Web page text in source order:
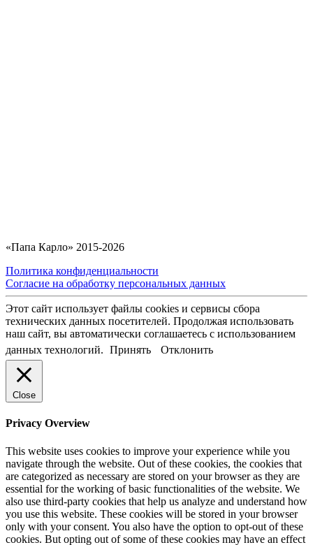
«Папа Карло» 2015-2026
Политика конфиденциальности
Согласие на обработку персональных данных
Этот сайт использует файлы cookies и сервисы сбора
технических данных посетителей. Продолжая использовать
наш сайт, вы автоматически соглашаетесь с использованием
данных технологий. Принять Отклонить
Close
Privacy Overview
This website uses cookies to improve your experience while you
navigate through the website. Out of these cookies, the cookies that
are categorized as necessary are stored on your browser as they are
essential for the working of basic functionalities of the website. We
also use third-party cookies that help us analyze and understand how
you use this website. These cookies will be stored in your browser
only with your consent. You also have the option to opt-out of these
cookies. But opting out of some of these cookies may have an effect